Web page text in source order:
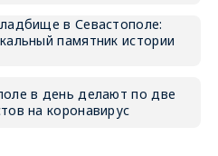
в Севастополе:
памятник истории
в день делают по две
на коронавирус